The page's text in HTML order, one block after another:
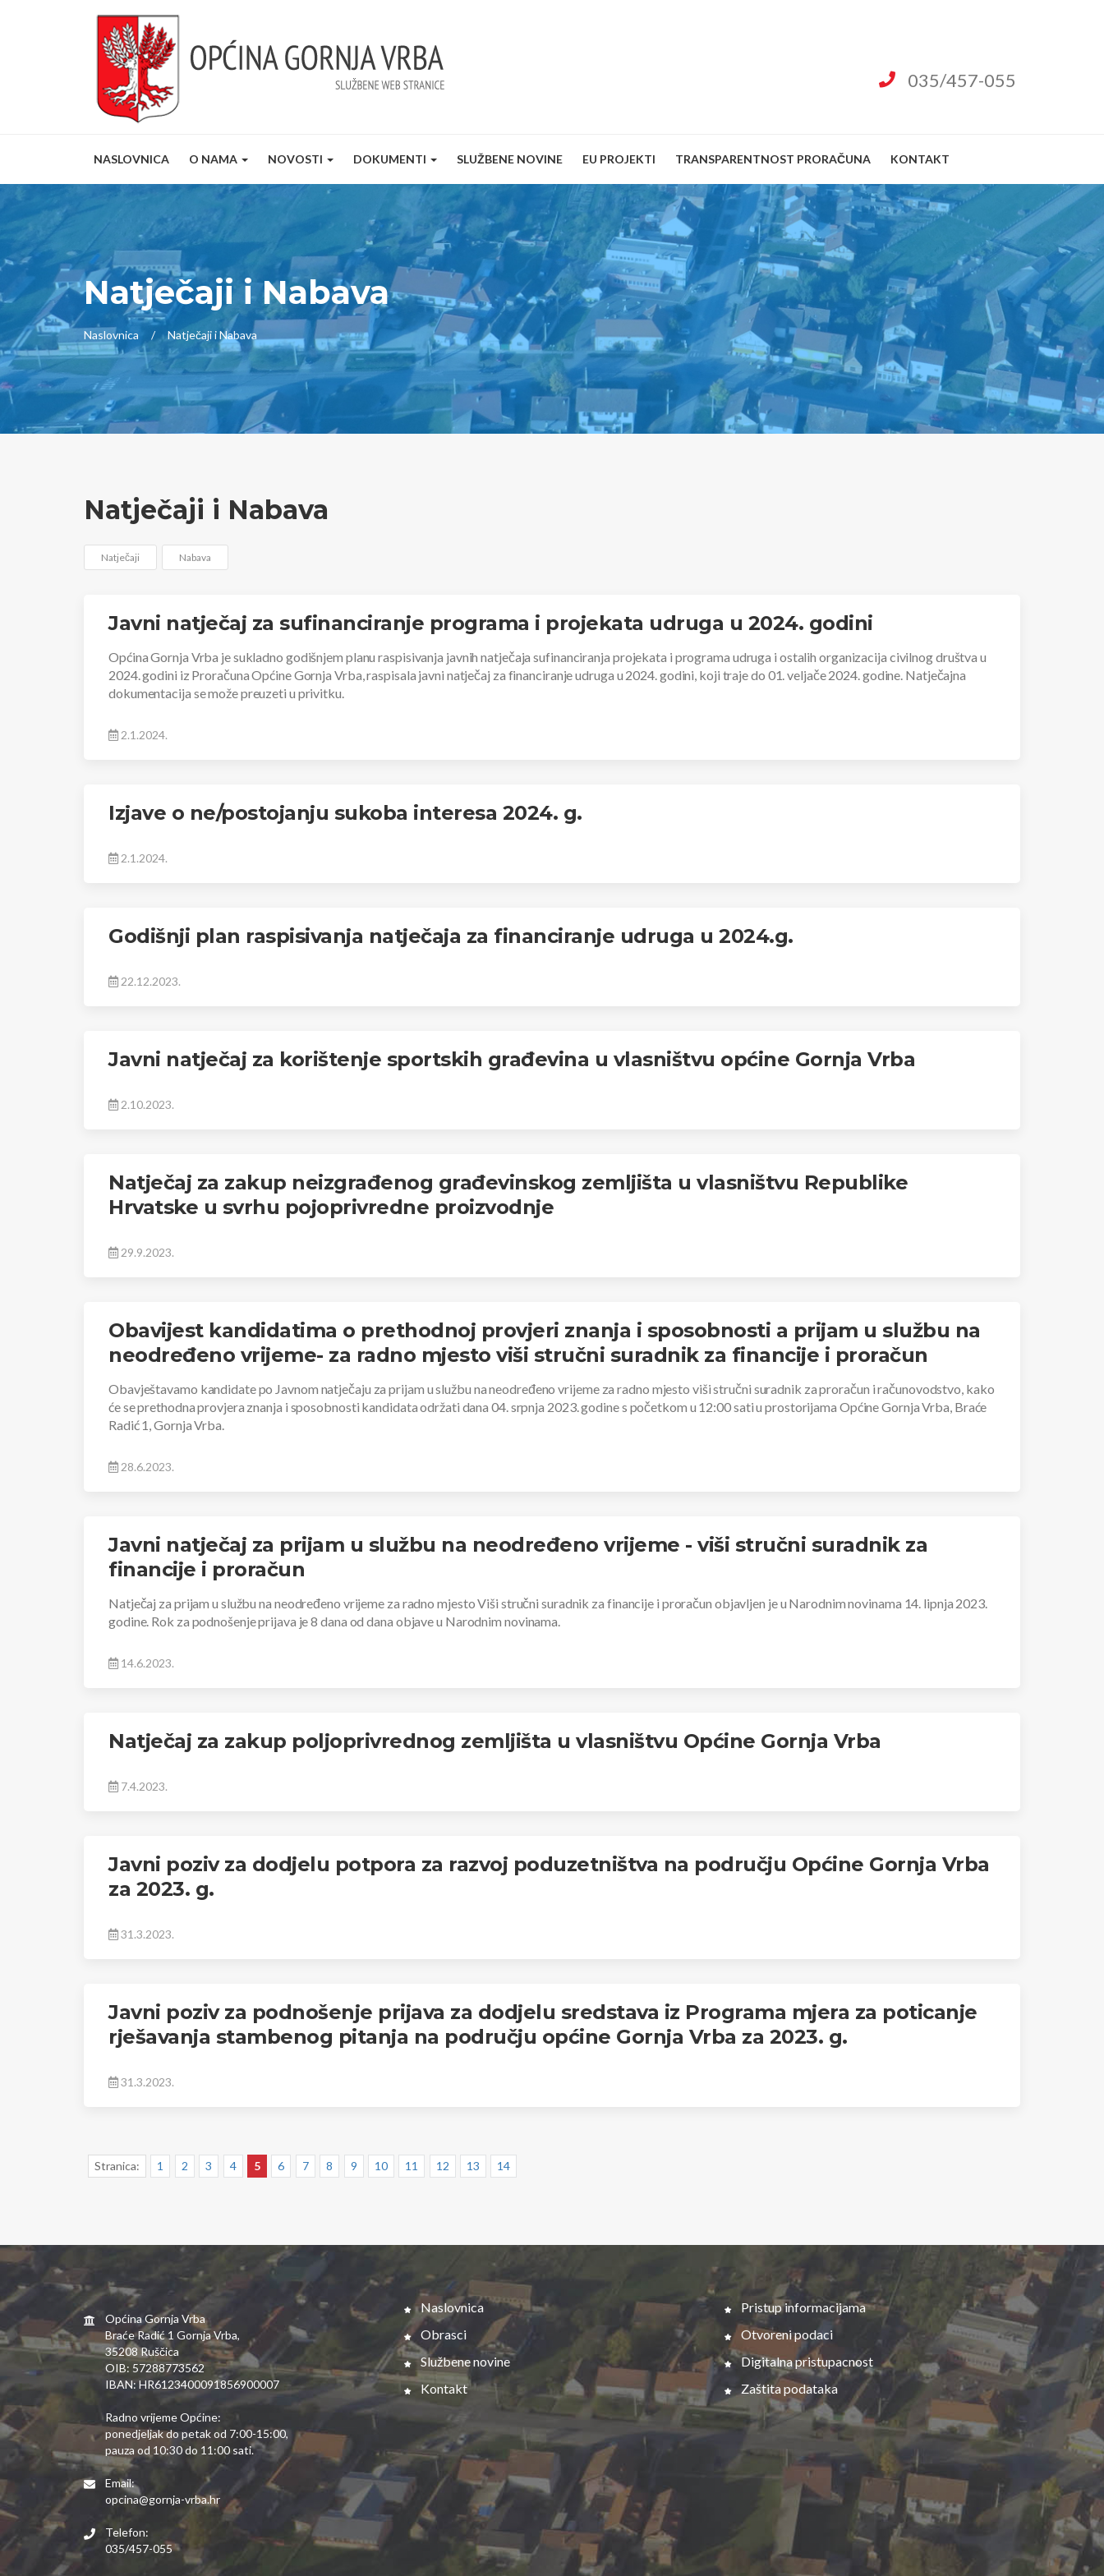
035/457-055
NASLOVNICA O NAMA NOVOSTI DOKUMENTI SLUŽBENE NOVINE EU PROJEKTI TRANSPARENTNOST PRORAČUNA KONTAKT
Natječaji i Nabava
Naslovnica Natječaji i Nabava
Natječaji i Nabava
Natječaji Nabava
Javni natječaj za sufinanciranje programa i projekata udruga u 2024. godini
Općina Gornja Vrba je sukladno godišnjem planu raspisivanja javnih natječaja sufinanciranja projekata i programa udruga i ostalih organizacija civilnog društva u
2024. godini iz Proračuna Općine Gornja Vrba, raspisala javni natječaj za financiranje udruga u 2024. godini, koji traje do 01. veljače 2024. godine. Natječajna
dokumentacija se može preuzeti u privitku.
2.1.2024.
Izjave o ne/postojanju sukoba interesa 2024. g.
2.1.2024.
Godišnji plan raspisivanja natječaja za financiranje udruga u 2024.g.
22.12.2023.
Javni natječaj za korištenje sportskih građevina u vlasništvu općine Gornja Vrba
2.10.2023.
Natječaj za zakup neizgrađenog građevinskog zemljišta u vlasništvu Republike
Hrvatske u svrhu pojoprivredne proizvodnje
29.9.2023.
Obavijest kandidatima o prethodnoj provjeri znanja i sposobnosti a prijam u službu na
neodređeno vrijeme- za radno mjesto viši stručni suradnik za financije i proračun
Obavještavamo kandidate po Javnom natječaju za prijam u službu na neodređeno vrijeme za radno mjesto viši stručni suradnik za proračun i računovodstvo, kako
će se prethodna provjera znanja i sposobnosti kandidata održati dana 04. srpnja 2023. godine s početkom u 12:00 sati u prostorijama Općine Gornja Vrba, Braće
Radić 1, Gornja Vrba.
28.6.2023.
Javni natječaj za prijam u službu na neodređeno vrijeme - viši stručni suradnik za
financije i proračun
Natječaj za prijam u službu na neodređeno vrijeme za radno mjesto Viši stručni suradnik za financije i proračun objavljen je u Narodnim novinama 14. lipnja 2023.
godine. Rok za podnošenje prijava je 8 dana od dana objave u Narodnim novinama.
14.6.2023.
Natječaj za zakup poljoprivrednog zemljišta u vlasništvu Općine Gornja Vrba
7.4.2023.
Javni poziv za dodjelu potpora za razvoj poduzetništva na području Općine Gornja Vrba
za 2023. g.
31.3.2023.
Javni poziv za podnošenje prijava za dodjelu sredstava iz Programa mjera za poticanje
rješavanja stambenog pitanja na području općine Gornja Vrba za 2023. g.
31.3.2023.
Stranica: 1 2 3 4 5 6 7 8 9 10 11 12 13 14
Općina Gornja Vrba
Braće Radić 1 Gornja Vrba,
35208 Ruščica
OIB: 57288773562
IBAN: HR6123400091856900007
Radno vrijeme Općine:
ponedjeljak do petak od 7:00-15:00,
pauza od 10:30 do 11:00 sati.
Email:
opcina@gornja-vrba.hr
Telefon:
035/457-055
Naslovnica
Obrasci
Službene novine
Kontakt
Pristup informacijama
Otvoreni podaci
Digitalna pristupacnost
Zaštita podataka